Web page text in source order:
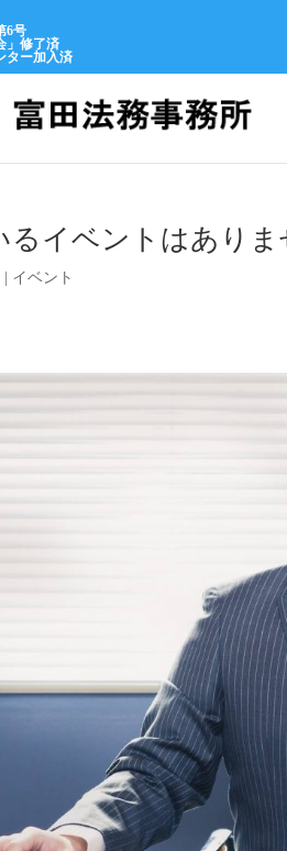
6号
」修了済
ター加入済
イベントはありま
イベント